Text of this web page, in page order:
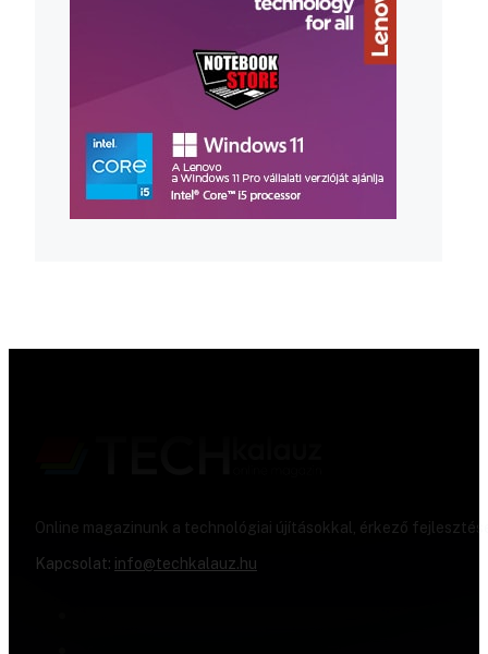
Online magazinunk a technológiai újításokkal, érkező
Kapcsolat: info@techkalauz.hu